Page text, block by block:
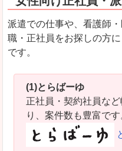
派遣での仕事や、看護師
職・正社員をお探しの方
です。
(1)とらばーゆ
正社員・契約社員な
り、案件数も豊富です